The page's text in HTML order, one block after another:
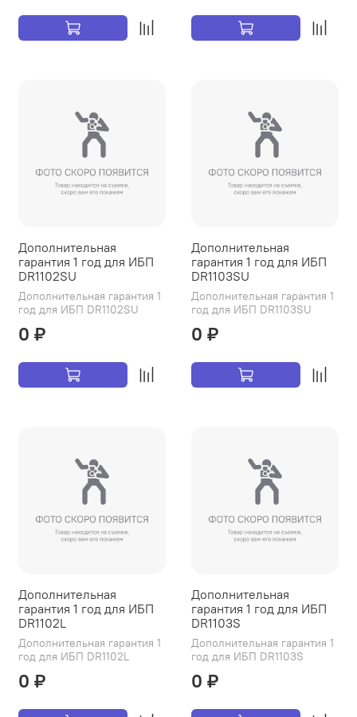
Дополнительная
гарантия 1 год для ИБП
DR1102SU
Дополнительная гарантия 1
год для ИБП DR1102SU
0 ₽
Дополнительная
гарантия 1 год для ИБП
DR1103SU
Дополнительная гарантия 1
год для ИБП DR1103SU
0 ₽
Дополнительная
гарантия 1 год для ИБП
DR1102L
Дополнительная гарантия 1
год для ИБП DR1102L
0 ₽
Дополнительная
гарантия 1 год для ИБП
DR1103S
Дополнительная гарантия 1
год для ИБП DR1103S
0 ₽